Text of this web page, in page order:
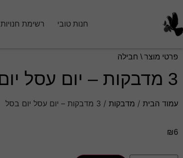
חנות טובי רשימת חנויות
פרטי מוצר \ חבילה
3 מדבקות – יום עסל יום בסל
עמוד הבית / מדבקות / 3 מדבקות – יום עסל יום בסל
₪6